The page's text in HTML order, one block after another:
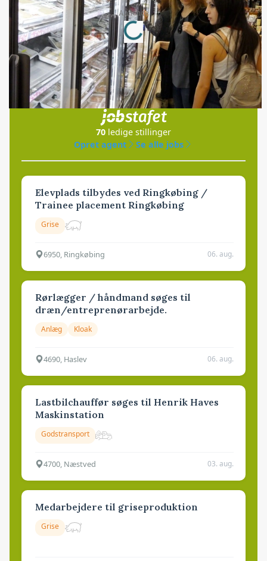
Annonce
Loading...
Jobs
i samarbejde med
70 ledige stillinger
Opret agent
Se alle jobs
Elevplads tilbydes ved Ringkøbing /
Trainee placement Ringkøbing
Grise
6950, Ringkøbing 06. aug.
Rørlægger / håndmand søges til
dræn/entreprenørarbejde.
Anlæg Kloak
4690, Haslev 06. aug.
Lastbilchauffør søges til Henrik Haves
Maskinstation
Godstransport
4700, Næstved 03. aug.
Medarbejdere til griseproduktion
Grise